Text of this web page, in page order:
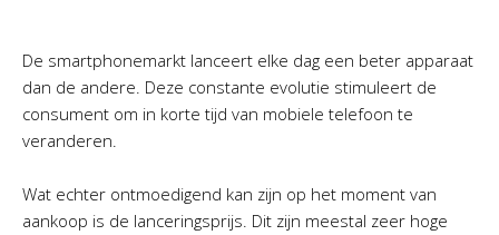
De smartphonemarkt lanceert elke dag een beter apparaat
dan de andere. Deze constante evolutie stimuleert de
consument om in korte tijd van mobiele telefoon te
veranderen.
Wat echter ontmoedigend kan zijn op het moment van
aankoop is de lanceringsprijs. Dit zijn meestal zeer hoge